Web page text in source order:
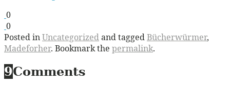
0
0
Posted inUncategorizedand taggedBücherwürmer,
Madeforher. Bookmark the permalink.
9Comments